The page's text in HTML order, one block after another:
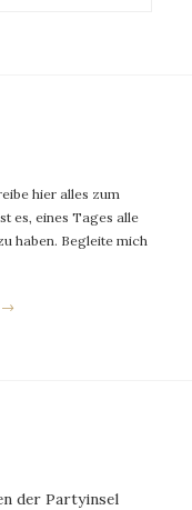
hier alles zum
es, eines Tages alle
haben. Begleite mich
→
der Partyinsel